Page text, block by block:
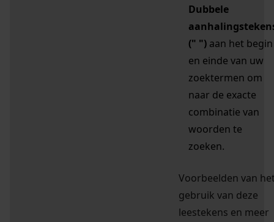
Dubbele
(" ") aan het begin
en einde van uw
zoektermen om
naar de exacte
combinatie van
woorden te
zoeken.
Voorbeelden van
gebruik van deze
leestekens en meer